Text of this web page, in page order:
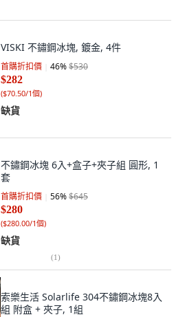
VISKI 不鏽鋼冰塊, 鍍金, 4件
首購折扣價 46%$530
$282
($70.50/1個)
缺貨
不鏽鋼冰塊 6入+盒子+夾子組 圓形, 1
套
首購折扣價 56%$645
$280
($280.00/1個)
缺貨
(1)
索樂生活 Solarlife 304不鏽鋼冰塊8入
組 附盒 + 夾子, 1組